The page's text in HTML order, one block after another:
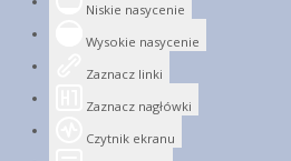
Niskie nasycenie
Wysokie nasycenie
Zaznacz linki
Zaznacz nagłówki
Czytnik ekranu